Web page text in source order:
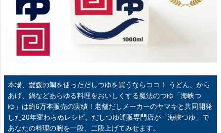
本場、愛媛の鯛を使っただしつゆを買うならココ！
うどん、から
あげ、鍋などあらゆる料理をおいしくする魔法のつゆ「海峡つ
ゆ」は約6万本販売の実績！老舗だしメーカーのヤマキと共同開発
した20年変わらぬレシピ。だしつゆ通販専門店が「海峡つゆ」で
あなたの料理の腕を一段、二段上げてみせます。